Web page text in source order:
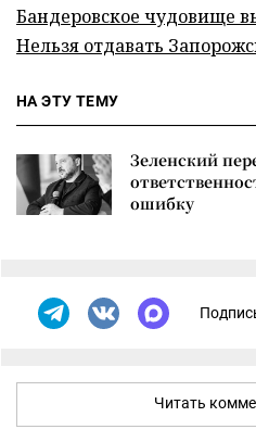
Бандеровское чудовище
Нельзя отдавать
НА ЭТУ ТЕМУ
Зеленский
ошибку
Читать